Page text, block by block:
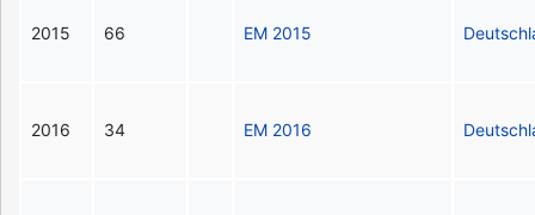
2015 66 EM 2015
2016 34 EM 2016